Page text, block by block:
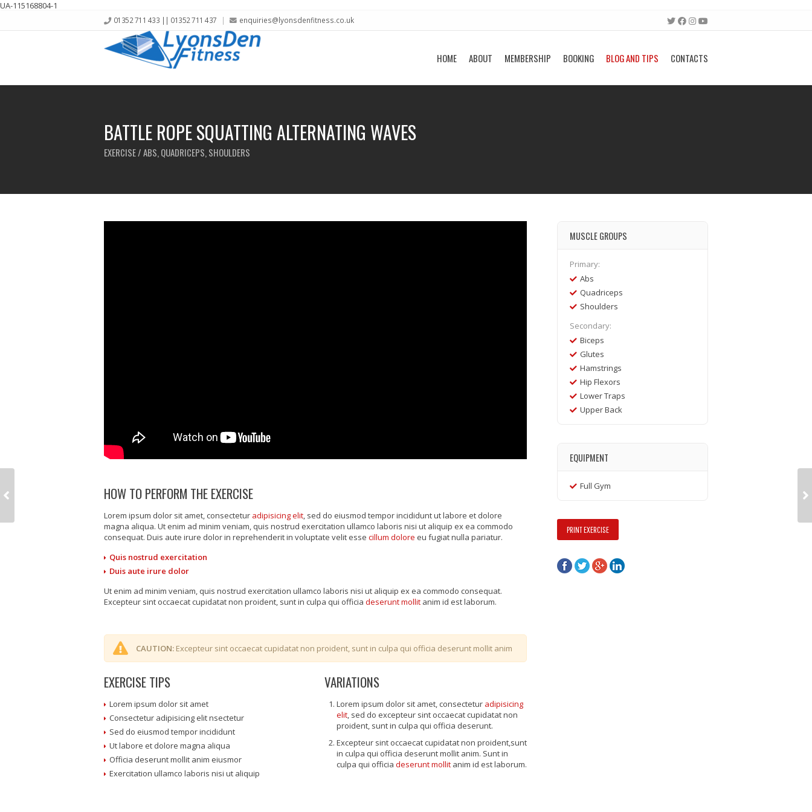
UA-115168804-1
01352 711 433 || 01352 711 437 enquiries@lyonsdenfitness.co.uk
HOME ABOUT MEMBERSHIP BOOKING BLOG AND TIPS CONTACTS
BATTLE ROPE SQUATTING ALTERNATING WAVES
EXERCISE / ABS, QUADRICEPS, SHOULDERS
HOW TO PERFORM THE EXERCISE
Lorem ipsum dolor sit amet, consectetur adipisicing elit, sed do eiusmod tempor incididunt ut labore et dolore
magna aliqua. Ut enim ad minim veniam, quis nostrud exercitation ullamco laboris nisi ut aliquip ex ea commodo
consequat. Duis aute irure dolor in reprehenderit in voluptate velit esse cillum dolore eu fugiat nulla pariatur.
Quis nostrud exercitation
Duis aute irure dolor
Ut enim ad minim veniam, quis nostrud exercitation ullamco laboris nisi ut aliquip ex ea commodo consequat.
Excepteur sint occaecat cupidatat non proident, sunt in culpa qui officia deserunt mollit anim id est laborum.
CAUTION: Excepteur sint occaecat cupidatat non proident, sunt in culpa qui officia deserunt mollit anim
EXERCISE TIPS
Lorem ipsum dolor sit amet
Consectetur adipisicing elit nsectetur
Sed do eiusmod tempor incididunt
Ut labore et dolore magna aliqua
Officia deserunt mollit anim eiusmor
Exercitation ullamco laboris nisi ut aliquip
VARIATIONS
Lorem ipsum dolor sit amet, consectetur adipisicing
elit, sed do excepteur sint occaecat cupidatat non
proident, sunt in culpa qui officia deserunt.
Excepteur sint occaecat cupidatat non proident,sunt
in culpa qui officia deserunt mollit anim. Sunt in
culpa qui officia deserunt mollit anim id est laborum.
MUSCLE GROUPS
Primary:
Abs
Quadriceps
Shoulders
Secondary:
Biceps
Glutes
Hamstrings
Hip Flexors
Lower Traps
Upper Back
EQUIPMENT
Full Gym
PRINT EXERCISE